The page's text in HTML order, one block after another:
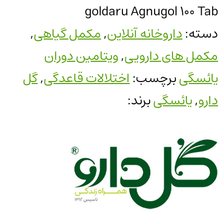
goldaru Agnugol 100 Tab
دسته:داروخانه آنلاین,مکمل گیاهی,
مکمل های دارویی,ویتامین دوران
یائسگیبرچسب:اختلالات قاعدگی,گل
دارو,یائسگیبرند: